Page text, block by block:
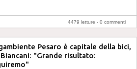
4479 letture - 0 commenti
Pesaro è capitale della bici,
Biancani: "Grande risultato: